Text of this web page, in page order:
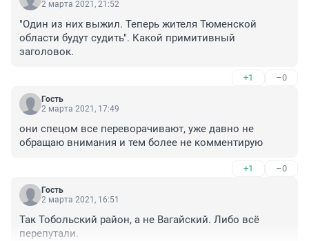
2 марта 2021, 21:52
"Один из них выжил. Теперь жителя Тюменской
области будут судить". Какой примитивный
заголовок.
+1 –0
Гость
2 марта 2021, 17:49
они спецом все переворачивают, уже давно не
обращаю внимания и тем более не комментирую
+1 –0
Гость
2 марта 2021, 16:51
Так Тобольский район, а не Вагайский. Либо всё
перепутали.